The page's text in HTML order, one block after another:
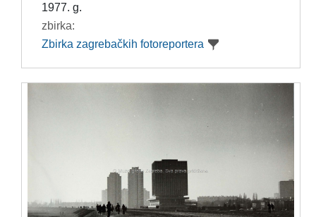
1977. g.
zbirka:
Zbirka zagrebačkih fotoreportera